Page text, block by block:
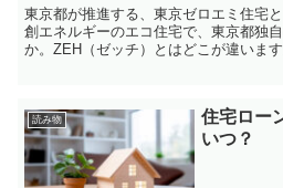
東京都が推進する、東京ゼロエミ住宅
創エネルギーのエコ住宅で、東京都独
か。ZEH（ゼッチ）とはどこが違います
読み物
住宅ロー
いつ？